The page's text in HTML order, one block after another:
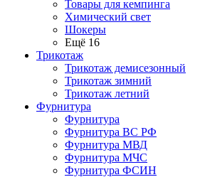
Товары для кемпинга
Химический свет
Шокеры
Ещё 16
Трикотаж
Трикотаж демисезонный
Трикотаж зимний
Трикотаж летний
Фурнитура
Фурнитура
Фурнитура ВС РФ
Фурнитура МВД
Фурнитура МЧС
Фурнитура ФСИН